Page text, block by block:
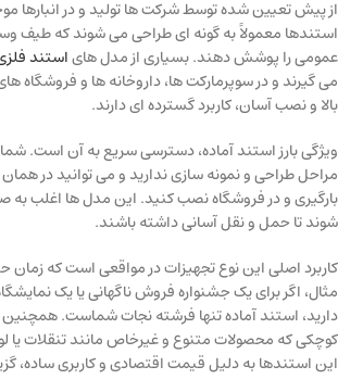
از پیش تعیین شده توسط شرکت ها تولید و در انبارها
استندها معمولاً به گونه ای طراحی می شوند که طیف
عمومی را پوشش دهند. بسیاری از مدل هایاستند
می گیرند و در سوپرمارکت ها، داروخانه ها و فروشگاه
بالا و نصب آسان، کاربرد گسترده ای دارند.
ویژگی بارز استند آماده، دسترسی سریع به آن است.
مراحل طراحی و نمونه سازی ندارید و می توانید در
بارگیری و در فروشگاه نصب کنید. این مدل ها اغلب به
شوند تا حمل و نقل آسانی داشته باشند.
کاربرد اصلی این نوع تجهیزات در مواقعی است که زمان
مثال، اگر برای یک جشنواره فروش ناگهانی یا یک
دارید، استند آماده تنها فرشته نجات شماست.
کوچکی که محصولات متنوع و غیرخاص مانند تنقلات یا
این استندها به دلیل قیمت اقتصادی و کاربری ساده،